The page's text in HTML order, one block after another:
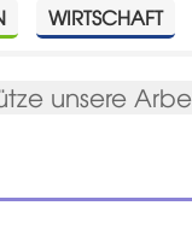
WIRTSCHAFT
unsere